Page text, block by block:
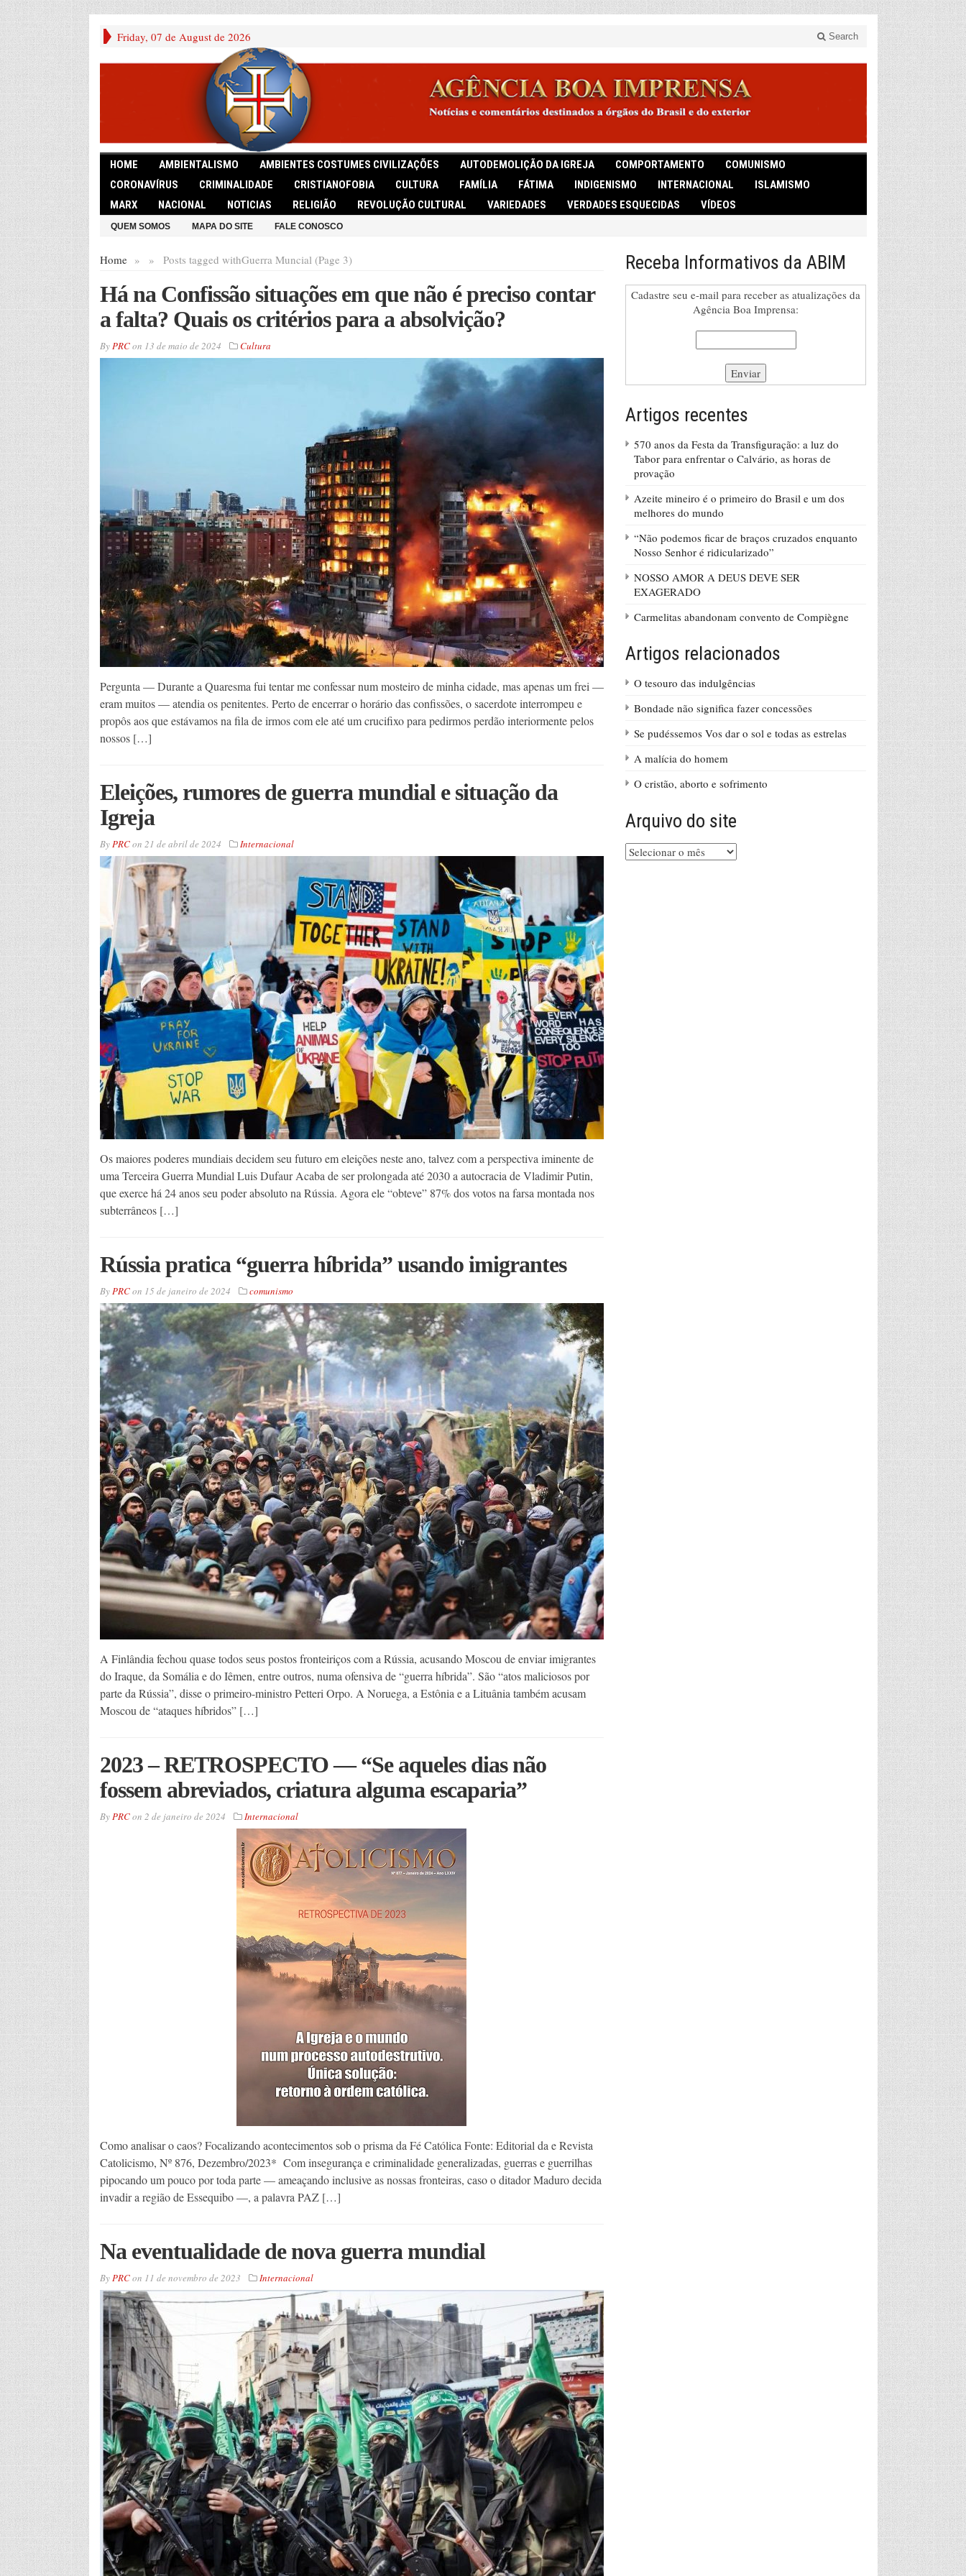
Friday, 07 de August de 2026 Search
HOME AMBIENTALISMO AMBIENTES COSTUMES CIVILIZAÇÕES AUTODEMOLIÇÃO DA IGREJA COMPORTAMENTO
COMUNISMO
CORONAVÍRUS
CRIMINALIDADE CRISTIANOFOBIA CULTURA FAMÍLIA FÁTIMA INDIGENISMO INTERNACIONAL
ISLAMISMO
MARX
NACIONAL NOTICIAS RELIGIÃO REVOLUÇÃO CULTURAL VARIEDADES VERDADES ESQUECIDAS VÍDEOS
QUEM SOMOS MAPA DO SITE FALE CONOSCO
Home » Posts tagged with
» Guerra Muncial (Page 3)
Há na Confissão situações em que não é preciso contar
a falta? Quais os critérios para a absolvição?
ByPRCon 13 de maio de 2024 Cultura
Pergunta — Durante a Quaresma fui tentar me confessar num mosteiro de minha cidade, mas apenas um frei —
eram muitos — atendia os penitentes. Perto de encerrar o horário das confissões, o sacerdote interrompeu e
propôs aos que estávamos na fila de irmos com ele até um crucifixo para pedirmos perdão interiormente pelos
nossos […]
Eleições, rumores de guerra mundial e situação da
Igreja
ByPRCon 21 de abril de 2024 Internacional
Os maiores poderes mundiais decidem seu futuro em eleições neste ano, talvez com a perspectiva iminente de
uma Terceira Guerra Mundial Luis Dufaur Acaba de ser prolongada até 2030 a autocracia de Vladimir Putin,
que exerce há 24 anos seu poder absoluto na Rússia. Agora ele “obteve” 87% dos votos na farsa montada nos
subterrâneos […]
Rússia pratica “guerra híbrida” usando imigrantes
ByPRCon 15 de janeiro de 2024 comunismo
A Finlândia fechou quase todos seus postos fronteiriços com a Rússia, acusando Moscou de enviar imigrantes
do Iraque, da Somália e do Iêmen, entre outros, numa ofensiva de “guerra híbrida”. São “atos maliciosos por
parte da Rússia”, disse o primeiro-ministro Petteri Orpo. A Noruega, a Estônia e a Lituânia também acusam
Moscou de “ataques híbridos” […]
2023 – RETROSPECTO — “Se aqueles dias não
fossem abreviados, criatura alguma escaparia”
ByPRCon 2 de janeiro de 2024 Internacional
Como analisar o caos? Focalizando acontecimentos sob o prisma da Fé Católica Fonte: Editorial da e Revista
Catolicismo, Nº 876, Dezembro/2023* Com insegurança e criminalidade generalizadas, guerras e guerrilhas
pipocando um pouco por toda parte — ameaçando inclusive as nossas fronteiras, caso o ditador Maduro decida
invadir a região de Essequibo —, a palavra PAZ […]
Na eventualidade de nova guerra mundial
ByPRCon 11 de novembro de 2023 Internacional
Receba Informativos da ABIM
Cadastre seu e-mail para receber as atualizações da
Agência Boa Imprensa:
Artigos recentes
570 anos da Festa da Transfiguração: a luz do
Tabor para enfrentar o Calvário, as horas de
provação
Azeite mineiro é o primeiro do Brasil e um dos
melhores do mundo
“Não podemos ficar de braços cruzados enquanto
Nosso Senhor é ridicularizado”
NOSSO AMOR A DEUS DEVE SER
EXAGERADO
Carmelitas abandonam convento de Compiègne
Artigos relacionados
O tesouro das indulgências
Bondade não significa fazer concessões
Se pudéssemos Vos dar o sol e todas as estrelas
A malícia do homem
O cristão, aborto e sofrimento
Arquivo do site
Arquivo
do